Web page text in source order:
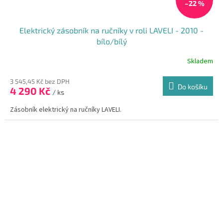
–22 %
Elektrický zásobník na ručníky v roli LAVELI - 2010 -
bílo/bílý
Skladem
3 545,45 Kč bez DPH
4 290 Kč / ks
Do košíku
Zásobník elektrický na ručníky LAVELI.